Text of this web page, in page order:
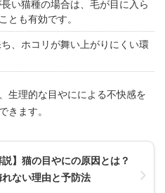
い猫種の場合は、毛が目に入ら
とも有効です。
、ホコリが舞い上がりにくい環
生理的な目やにによる不快感を
きます。
説】猫の目やにの原因とは？
れない理由と予防法